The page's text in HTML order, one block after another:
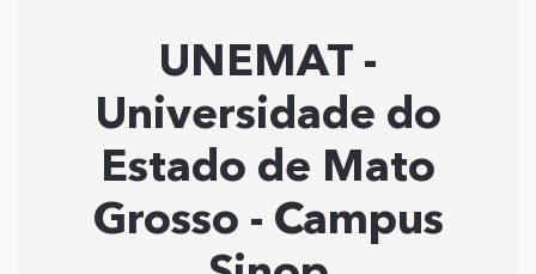
UNEMAT -
Universidade do
Estado de Mato
Grosso - Campus